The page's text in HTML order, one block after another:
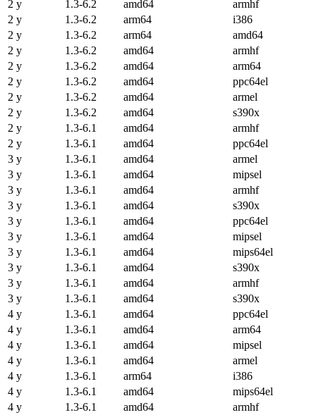
2 y
1.3-6.2 amd64
armhf
2 y
1.3-6.2 arm64
i386
2 y
1.3-6.2 arm64
amd64
2 y
1.3-6.2 amd64
armhf
2 y
1.3-6.2 amd64
arm64
2 y
1.3-6.2 amd64
ppc64el
2 y
1.3-6.2 amd64
armel
2 y
1.3-6.2 amd64
s390x
2 y
1.3-6.1 amd64
armhf
2 y
1.3-6.1 amd64
ppc64el
3 y
1.3-6.1 amd64
armel
3 y
1.3-6.1 amd64
mipsel
3 y
1.3-6.1 amd64
armhf
3 y
1.3-6.1 amd64
s390x
3 y
1.3-6.1 amd64
ppc64el
3 y
1.3-6.1 amd64
mipsel
3 y
1.3-6.1 amd64
mips64el
3 y
1.3-6.1 amd64
s390x
3 y
1.3-6.1 amd64
armhf
3 y
1.3-6.1 amd64
s390x
4 y
1.3-6.1 amd64
ppc64el
4 y
1.3-6.1 amd64
arm64
4 y
1.3-6.1 amd64
mipsel
4 y
1.3-6.1 amd64
armel
4 y
1.3-6.1 arm64
i386
4 y
1.3-6.1 amd64
mips64el
4 y
1.3-6.1 amd64
armhf